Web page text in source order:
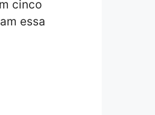
cinco
essa